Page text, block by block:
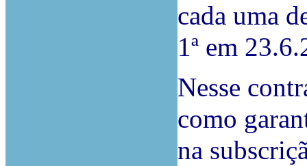
cada uma
1ª em
Nesse
como
na